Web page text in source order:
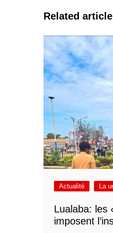
l’article
Related
Actualité La
Lualaba: les
imposent